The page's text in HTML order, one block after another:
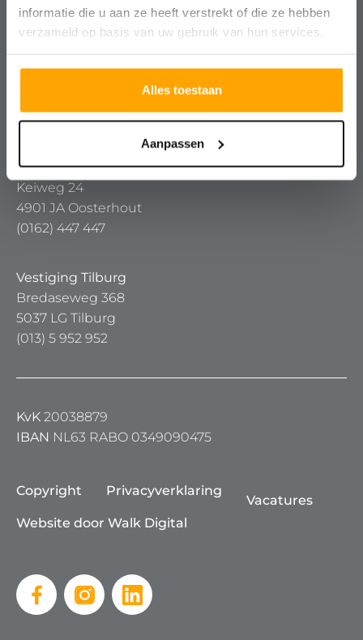
informatie die u aan ze heeft verstrekt of die ze hebben
verzameld op basis van uw gebruik van hun services.
Alles toestaan
Aanpassen
(076) 5 24 24 00
Vestiging Oosterhout
Keiweg 24
4901 JA Oosterhout
(0162) 447 447
Vestiging Tilburg
Bredaseweg 368
5037 LG Tilburg
(013) 5 952 952
KvK 20038879
IBAN NL63 RABO 0349090475
Copyright Privacyverklaring
Vacatures
Website door Walk Digital